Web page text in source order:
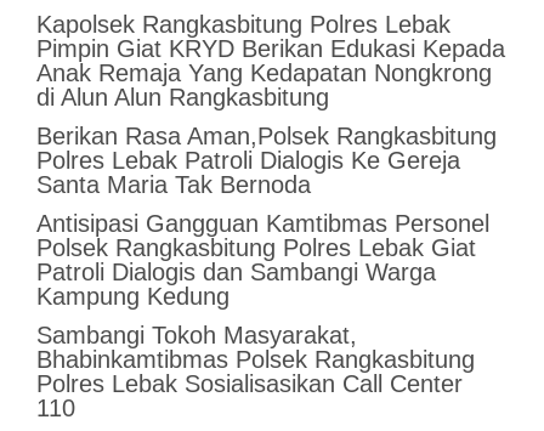
Kapolsek Rangkasbitung Polres Lebak
Pimpin Giat KRYD Berikan Edukasi Kepada
Anak Remaja Yang Kedapatan Nongkrong
di Alun Alun Rangkasbitung
Berikan Rasa Aman,Polsek Rangkasbitung
Polres Lebak Patroli Dialogis Ke Gereja
Santa Maria Tak Bernoda
Antisipasi Gangguan Kamtibmas Personel
Polsek Rangkasbitung Polres Lebak Giat
Patroli Dialogis dan Sambangi Warga
Kampung Kedung
Sambangi Tokoh Masyarakat,
Bhabinkamtibmas Polsek Rangkasbitung
Polres Lebak Sosialisasikan Call Center
110